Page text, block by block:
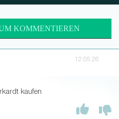
KOMMENTIEREN
12.05.26
kaufen